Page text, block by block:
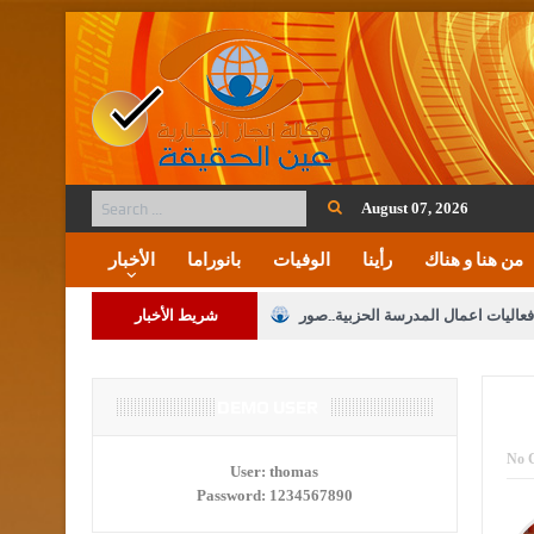
August 07, 2026
الأخبار بانوراما الوفيات رأينا من هنا و هناك
شريط الأخبار اعمال المدرسة الحزبية..صور
تعديل قانون الملكية العقارية
إلى مراجعة منصة خدمة العلم
فريحات.. مبارك ومزيدا من التوفيق
No
User: thomas
Password: 1234567890